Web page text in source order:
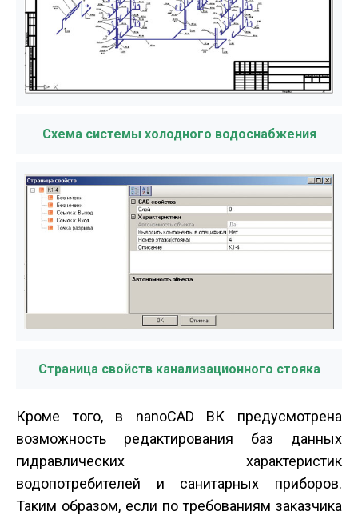
Схема системы холодного водоснабжения
Страница свойств канализационного стояка
Кроме того, в nanoCAD ВК предусмотрена
возможность редактирования баз данных
гидравлических характеристик
водопотребителей и санитарных приборов.
Таким образом, если по требованиям заказчика